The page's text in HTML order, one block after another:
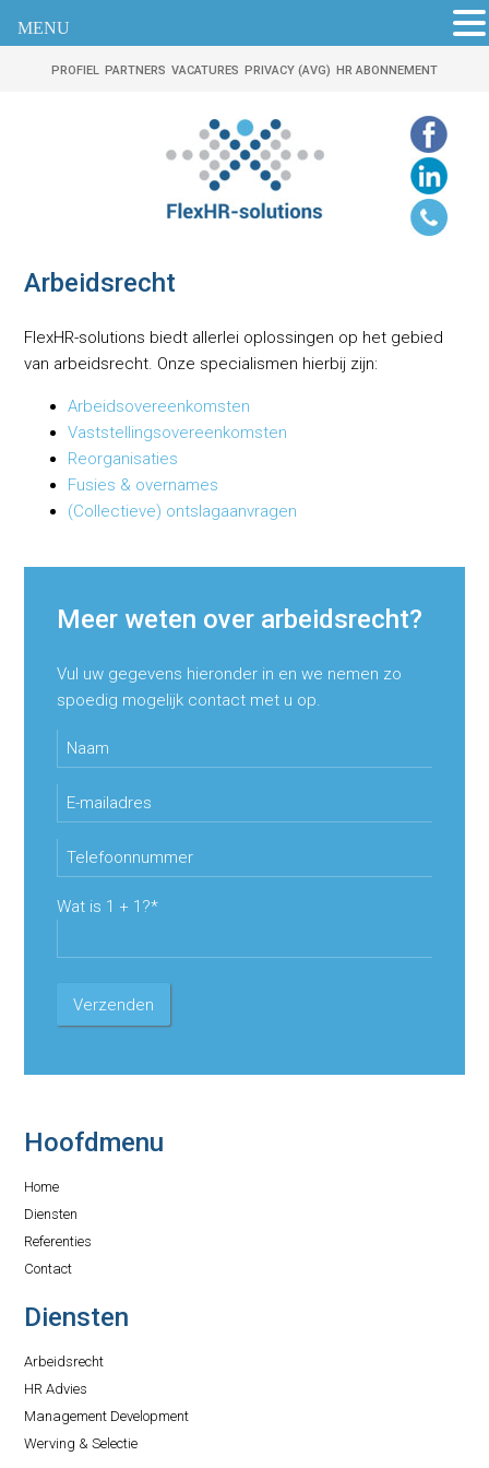
PROFIEL PARTNERS VACATURES PRIVACY (AVG) HR ABONNEMENT
Arbeidsrecht
FlexHR-solutions biedt allerlei oplossingen op het gebied
van arbeidsrecht. Onze specialismen hierbij zijn:
Arbeidsovereenkomsten
Vaststellingsovereenkomsten
Reorganisaties
Fusies & overnames
(Collectieve) ontslagaanvragen
Meer weten over arbeidsrecht?
Vul uw gegevens hieronder in en we nemen zo
spoedig mogelijk contact met u op.
Gelieve dit veld leeg te laten.
Gelieve dit veld leeg te laten.
Gelieve dit veld leeg te laten.
Wat is 1 + 1?*
Hoofdmenu
Home
Diensten
Referenties
Contact
Diensten
Arbeidsrecht
HR Advies
Management Development
Werving & Selectie
MENU